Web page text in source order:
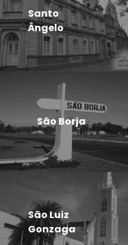
Santo
Ângelo
São Borja
São Luiz
Gonzaga